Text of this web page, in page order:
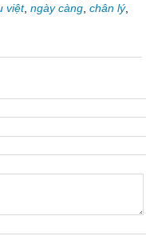
việt, ngày càng chân lý,